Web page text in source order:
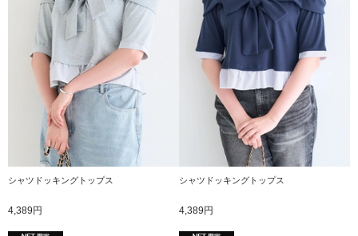
シャツドッキングトップス
4,389円
シャツドッキングトップス
4,389円